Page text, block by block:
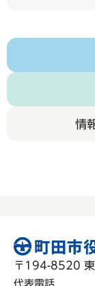
情
〒194-8520
代表電話